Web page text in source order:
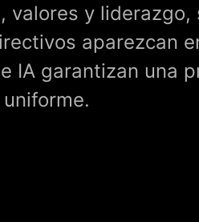
valores y liderazgo,
aparezcan
IA garantizan una